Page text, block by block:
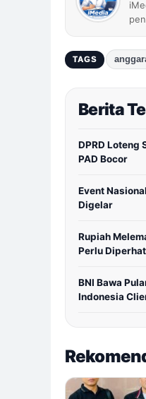
TAGS
Berita
DPRD Loteng
PAD Bocor
Event
Digelar
Rupiah
Perlu
BNI Bawa
Indonesia